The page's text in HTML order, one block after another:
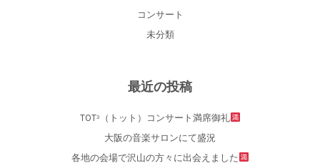
コンサート
未分類
最近の投稿
TOT³（トット）コンサート満席御礼
大阪の音楽サロンにて盛況
各地の会場で沢山の方々に出会えました